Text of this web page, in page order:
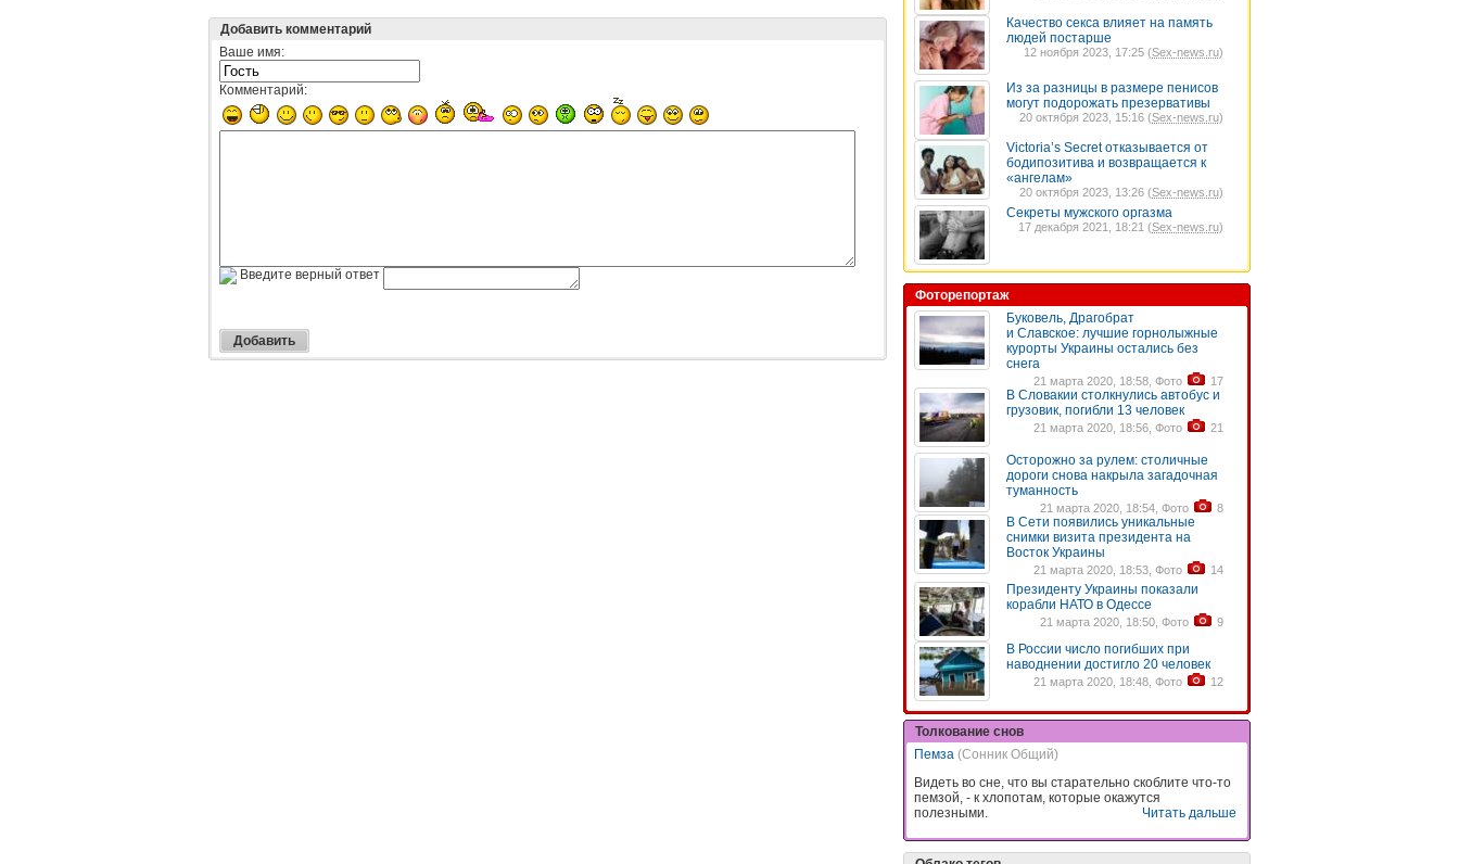
Добавить комментарий
Ваше имя:
Комментарий:
Введите верный ответ
Качество секса влияет на память
людей постарше
12 ноября 2023, 17:25 (Sex-news.ru)
Из за разницы в размере пенисов
могут подорожать презервативы
20 октября 2023, 15:16 (Sex-news.ru)
Victoria’s Secret отказывается от
бодипозитива и возвращается к
«ангелам»
20 октября 2023, 13:26 (Sex-news.ru)
Секреты мужского оргазма
17 декабря 2021, 18:21 (Sex-news.ru)
Фоторепортаж
Буковель, Драгобрат
и Славское: лучшие горнолыжные
курорты Украины остались без
снега
21 марта 2020, 18:58, Фото 17
В Словакии столкнулись автобус и
грузовик, погибли 13 человек
21 марта 2020, 18:56, Фото 21
Осторожно за рулем: столичные
дороги снова накрыла загадочная
туманность
21 марта 2020, 18:54, Фото 8
В Сети появились уникальные
снимки визита президента на
Восток Украины
21 марта 2020, 18:53, Фото 14
Президенту Украины показали
корабли НАТО в Одессе
21 марта 2020, 18:50, Фото 9
В России число погибших при
наводнении достигло 20 человек
21 марта 2020, 18:48, Фото 12
Толкование снов
Пемза (Сонник Общий)
Видеть во сне, что вы старательно скоблите что-то
пемзой, - к хлопотам, которые окажутся
полезными.
Читать дальше